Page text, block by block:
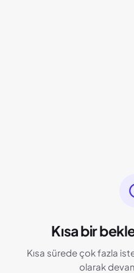
Kısa bir
Kısa sürede çok fazla
olarak